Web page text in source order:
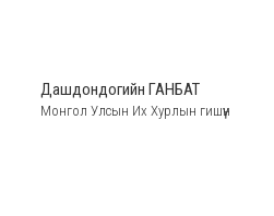
Дашдондогийн ГАНБАТ
Монгол Улсын Их Хурлын гишүүн